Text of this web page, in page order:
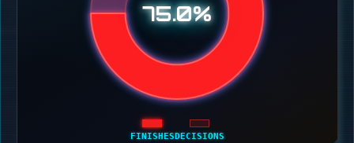
75.0%
FINISHESDECISIONS